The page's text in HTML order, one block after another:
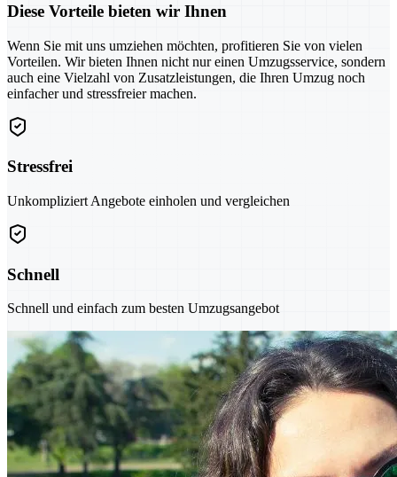
Diese Vorteile bieten wir Ihnen
Wenn Sie mit uns umziehen möchten, profitieren Sie von vielen
Vorteilen. Wir bieten Ihnen nicht nur einen Umzugsservice, sondern
auch eine Vielzahl von Zusatzleistungen, die Ihren Umzug noch
einfacher und stressfreier machen.
Stressfrei
Unkompliziert Angebote einholen und vergleichen
Schnell
Schnell und einfach zum besten Umzugsangebot